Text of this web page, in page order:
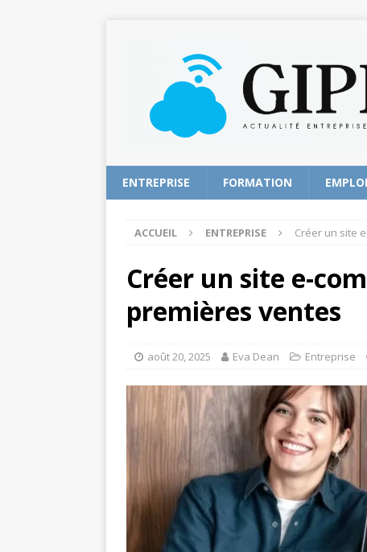
ENTREPRISE FORMATION EMPLOI
ACCUEIL ENTREPRISE Créer un site
Créer un site e-
premières ventes
août 20, 2025 Eva Dean Entreprise